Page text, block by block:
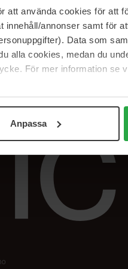
att använda cookies för att
annonser samt för
Data som
alla cookies, medan du
För mer information se
Anpassa
Edit
oss
Spor
Retur
Blush